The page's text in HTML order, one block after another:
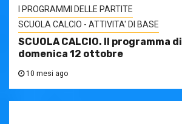
I PROGRAMMI DELLE PARTITE
SCUOLA CALCIO - ATTIVITA' DI BASE
SCUOLA CALCIO. Il programma
domenica 12 ottobre
10 mesi ago